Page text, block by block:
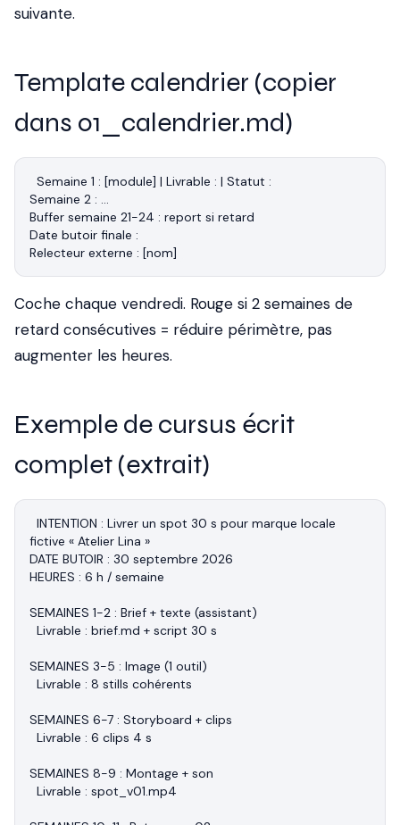
suivante.
Template calendrier (copier
dans 01_calendrier.md)
Semaine 1 : [module] | Livrable : | Statut :
Semaine 2 : ...
Buffer semaine 21-24 : report si retard
Date butoir finale :
Coche chaque vendredi. Rouge si 2 semaines de
retard consécutives = réduire périmètre, pas
augmenter les heures.
Exemple de cursus écrit
complet (extrait)
INTENTION : Livrer un spot 30 s pour marque locale
fictive « Atelier Lina »
DATE BUTOIR : 30 septembre 2026
HEURES : 6 h / semaine
SEMAINES 1-2 : Brief + texte (assistant)
SEMAINES 3-5 : Image (1 outil)
SEMAINES 6-7 : Storyboard + clips
SEMAINES 8-9 : Montage + son